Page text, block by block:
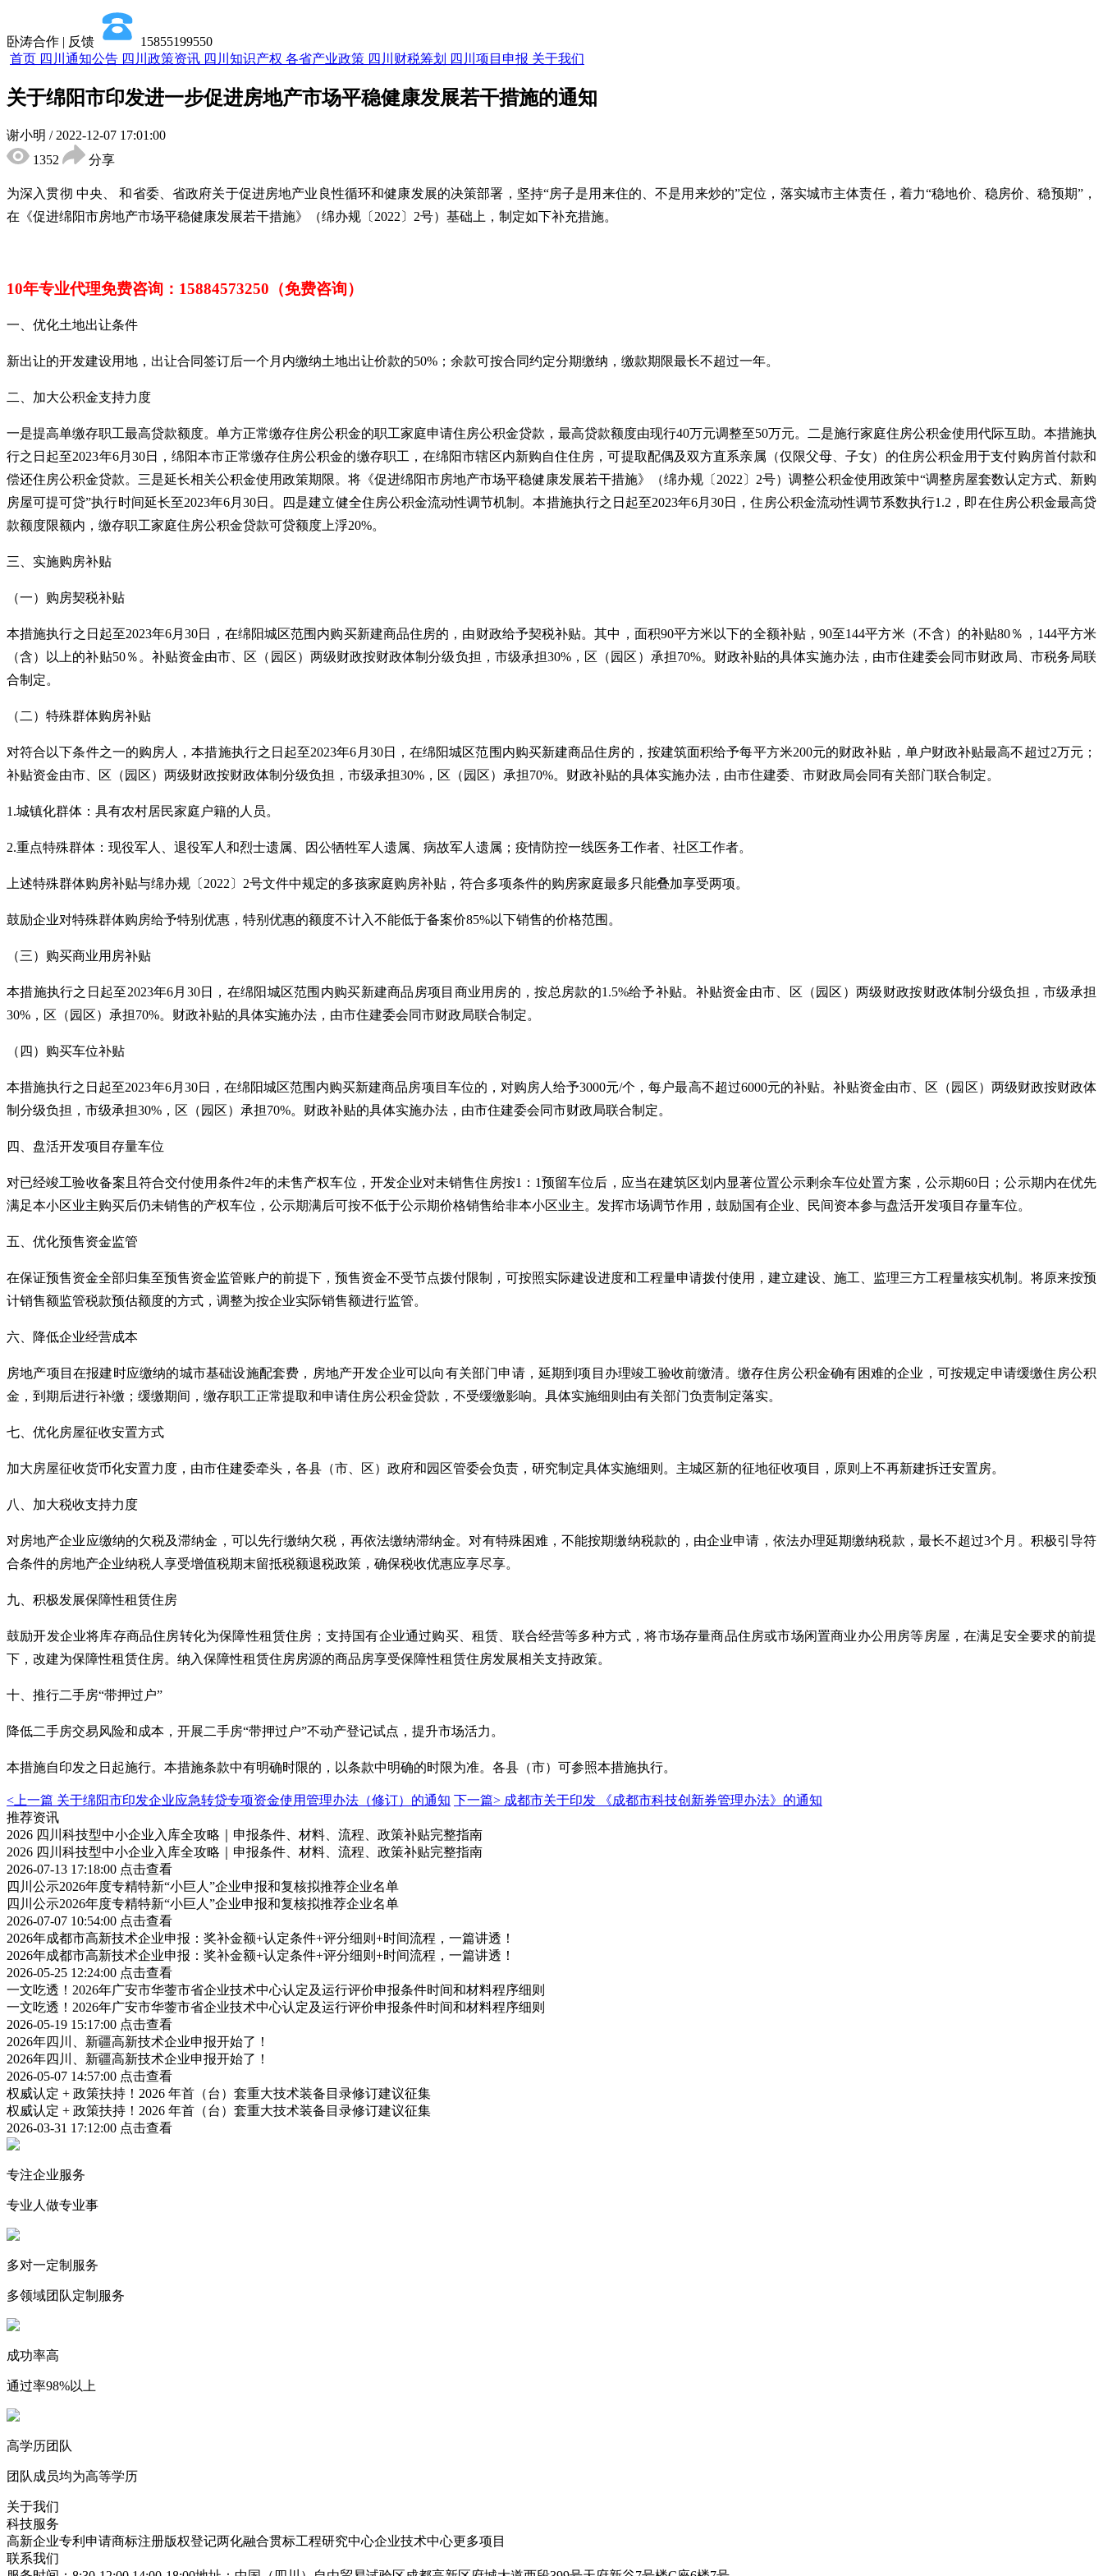
卧涛合作 | 反馈
15855199550
首页 四川通知公告 四川政策资讯 四川知识产权 各省产业政策 四川财税筹划 四川项目申报 关于我们
关于绵阳市印发进一步促进房地产市场平稳健康发展若干措施的通知
谢小明 / 2022-12-07 17:01:00
1352
分享
为深入贯彻 中央、 和省委、省政府关于促进房地产业良性循环和健康发展的决策部署，坚持“房子是用来住的、不是用来炒的”定位，落实城市主体责任，着力“稳地价、稳房价、稳预期”，
在《促进绵阳市房地产市场平稳健康发展若干措施》（绵办规〔2022〕2号）基础上，制定如下补充措施。
10年专业代理免费咨询 ： 15884573250（免费咨询）
一、优化土地出让条件
新出让的开发建设用地，出让合同签订后一个月内缴纳土地出让价款的50%；余款可按合同约定分期缴纳，缴款期限最长不超过一年。
二、加大公积金支持力度
一是提高单缴存职工最高贷款额度。单方正常缴存住房公积金的职工家庭申请住房公积金贷款，最高贷款额度由现行40万元调整至50万元。二是施行家庭住房公积金使用代际互助。本措施执
行之日起至2023年6月30日，绵阳本市正常缴存住房公积金的缴存职工，在绵阳市辖区内新购自住住房，可提取配偶及双方直系亲属（仅限父母、子女）的住房公积金用于支付购房首付款和
偿还住房公积金贷款。三是延长相关公积金使用政策期限。将《促进绵阳市房地产市场平稳健康发展若干措施》（绵办规〔2022〕2号）调整公积金使用政策中“调整房屋套数认定方式、新购
房屋可提可贷”执行时间延长至2023年6月30日。四是建立健全住房公积金流动性调节机制。本措施执行之日起至2023年6月30日，住房公积金流动性调节系数执行1.2，即在住房公积金最高贷
款额度限额内，缴存职工家庭住房公积金贷款可贷额度上浮20%。
三、实施购房补贴
（一）购房契税补贴
本措施执行之日起至2023年6月30日，在绵阳城区范围内购买新建商品住房的，由财政给予契税补贴。其中，面积90平方米以下的全额补贴，90至144平方米（不含）的补贴80％，144平方米
（含）以上的补贴50％。补贴资金由市、区（园区）两级财政按财政体制分级负担，市级承担30%，区（园区）承担70%。财政补贴的具体实施办法，由市住建委会同市财政局、市税务局联
合制定。
（二）特殊群体购房补贴
对符合以下条件之一的购房人，本措施执行之日起至2023年6月30日，在绵阳城区范围内购买新建商品住房的，按建筑面积给予每平方米200元的财政补贴，单户财政补贴最高不超过2万元；
补贴资金由市、区（园区）两级财政按财政体制分级负担，市级承担30%，区（园区）承担70%。财政补贴的具体实施办法，由市住建委、市财政局会同有关部门联合制定。
1.城镇化群体：具有农村居民家庭户籍的人员。
2.重点特殊群体：现役军人、退役军人和烈士遗属、因公牺牲军人遗属、病故军人遗属；疫情防控一线医务工作者、社区工作者。
上述特殊群体购房补贴与绵办规〔2022〕2号文件中规定的多孩家庭购房补贴，符合多项条件的购房家庭最多只能叠加享受两项。
鼓励企业对特殊群体购房给予特别优惠，特别优惠的额度不计入不能低于备案价85%以下销售的价格范围。
（三）购买商业用房补贴
本措施执行之日起至2023年6月30日，在绵阳城区范围内购买新建商品房项目商业用房的，按总房款的1.5%给予补贴。补贴资金由市、区（园区）两级财政按财政体制分级负担，市级承担
30%，区（园区）承担70%。财政补贴的具体实施办法，由市住建委会同市财政局联合制定。
（四）购买车位补贴
本措施执行之日起至2023年6月30日，在绵阳城区范围内购买新建商品房项目车位的，对购房人给予3000元/个，每户最高不超过6000元的补贴。补贴资金由市、区（园区）两级财政按财政体
制分级负担，市级承担30%，区（园区）承担70%。财政补贴的具体实施办法，由市住建委会同市财政局联合制定。
四、盘活开发项目存量车位
对已经竣工验收备案且符合交付使用条件2年的未售产权车位，开发企业对未销售住房按1：1预留车位后，应当在建筑区划内显著位置公示剩余车位处置方案，公示期60日；公示期内在优先
满足本小区业主购买后仍未销售的产权车位，公示期满后可按不低于公示期价格销售给非本小区业主。发挥市场调节作用，鼓励国有企业、民间资本参与盘活开发项目存量车位。
五、优化预售资金监管
在保证预售资金全部归集至预售资金监管账户的前提下，预售资金不受节点拨付限制，可按照实际建设进度和工程量申请拨付使用，建立建设、施工、监理三方工程量核实机制。将原来按预
计销售额监管税款预估额度的方式，调整为按企业实际销售额进行监管。
六、降低企业经营成本
房地产项目在报建时应缴纳的城市基础设施配套费，房地产开发企业可以向有关部门申请，延期到项目办理竣工验收前缴清。缴存住房公积金确有困难的企业，可按规定申请缓缴住房公积
金，到期后进行补缴；缓缴期间，缴存职工正常提取和申请住房公积金贷款，不受缓缴影响。具体实施细则由有关部门负责制定落实。
七、优化房屋征收安置方式
加大房屋征收货币化安置力度，由市住建委牵头，各县（市、区）政府和园区管委会负责，研究制定具体实施细则。主城区新的征地征收项目，原则上不再新建拆迁安置房。
八、加大税收支持力度
对房地产企业应缴纳的欠税及滞纳金，可以先行缴纳欠税，再依法缴纳滞纳金。对有特殊困难，不能按期缴纳税款的，由企业申请，依法办理延期缴纳税款，最长不超过3个月。积极引导符
合条件的房地产企业纳税人享受增值税期末留抵税额退税政策，确保税收优惠应享尽享。
九、积极发展保障性租赁住房
鼓励开发企业将库存商品住房转化为保障性租赁住房；支持国有企业通过购买、租赁、联合经营等多种方式，将市场存量商品住房或市场闲置商业办公用房等房屋，在满足安全要求的前提
下，改建为保障性租赁住房。纳入保障性租赁住房房源的商品房享受保障性租赁住房发展相关支持政策。
十、推行二手房“带押过户”
降低二手房交易风险和成本，开展二手房“带押过户”不动产登记试点，提升市场活力。
本措施自印发之日起施行。本措施条款中有明确时限的，以条款中明确的时限为准。各县（市）可参照本措施执行。
<上一篇 关于绵阳市印发企业应急转贷专项资金使用管理办法（修订）的通知 下一篇> 成都市关于印发 《成都市科技创新券管理办法》的通知
推荐资讯
2026 四川科技型中小企业入库全攻略｜申报条件、材料、流程、政策补贴完整指南
2026 四川科技型中小企业入库全攻略｜申报条件、材料、流程、政策补贴完整指南
2026-07-13 17:18:00 点击查看
四川公示2026年度专精特新“小巨人”企业申报和复核拟推荐企业名单
四川公示2026年度专精特新“小巨人”企业申报和复核拟推荐企业名单
2026-07-07 10:54:00 点击查看
2026年成都市高新技术企业申报：奖补金额+认定条件+评分细则+时间流程，一篇讲透！
2026年成都市高新技术企业申报：奖补金额+认定条件+评分细则+时间流程，一篇讲透！
2026-05-25 12:24:00 点击查看
一文吃透！2026年广安市华蓥市省企业技术中心认定及运行评价申报条件时间和材料程序细则
一文吃透！2026年广安市华蓥市省企业技术中心认定及运行评价申报条件时间和材料程序细则
2026-05-19 15:17:00 点击查看
2026年四川、新疆高新技术企业申报开始了！
2026年四川、新疆高新技术企业申报开始了！
2026-05-07 14:57:00 点击查看
权威认定 + 政策扶持！2026 年首（台）套重大技术装备目录修订建议征集
权威认定 + 政策扶持！2026 年首（台）套重大技术装备目录修订建议征集
2026-03-31 17:12:00 点击查看
专注企业服务
专业人做专业事
多对一定制服务
多领域团队定制服务
成功率高
通过率98%以上
高学历团队
团队成员均为高等学历
关于我们
科技服务
高新企业专利申请商标注册版权登记两化融合贯标工程研究中心企业技术中心更多项目
联系我们